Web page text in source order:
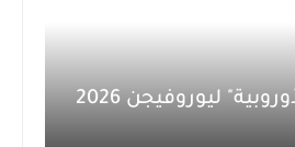
إلغاء "الجولة الأوروبية" ليوروفيجن 2026